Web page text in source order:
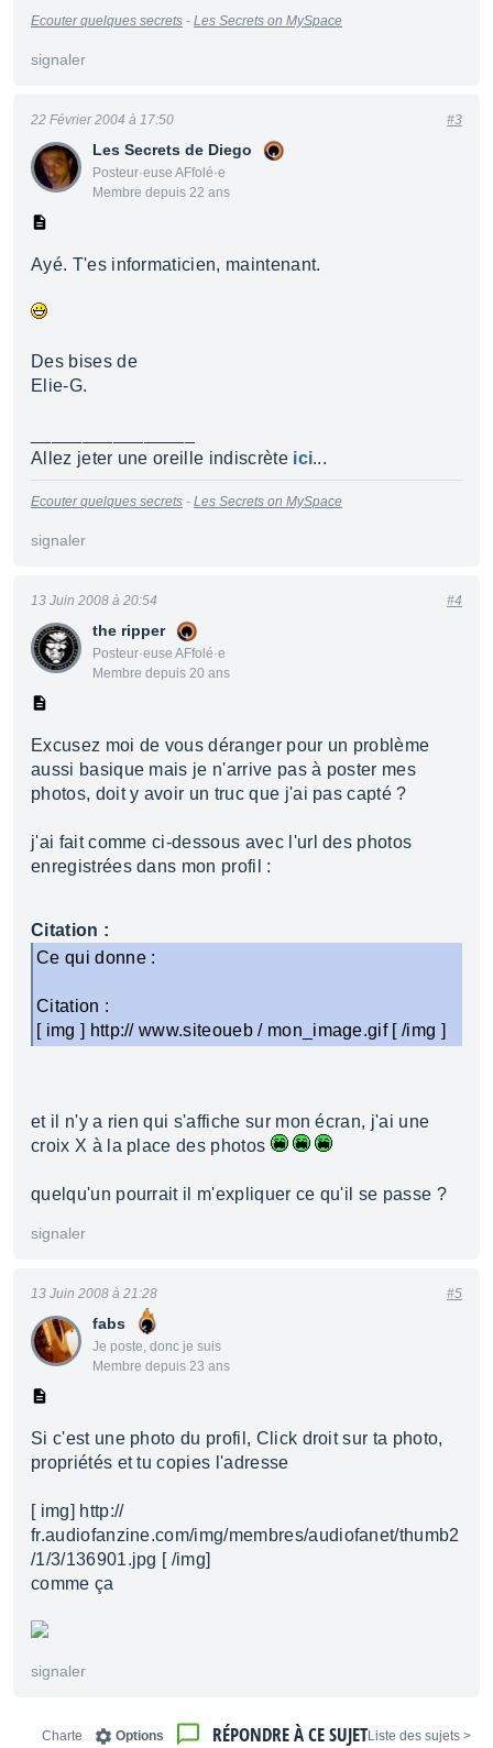
Ecouter quelques secrets - Les Secrets on MySpace
signaler
Les Secrets de Diego
Posteur·euse AFfolé·e
Membre depuis 22 ans
22 Février 2004 à 17:50 #3
Ayé. T'es informaticien, maintenant.
Des bises de
Elie-G.
Allez jeter une oreille indiscrète ici...
Ecouter quelques secrets - Les Secrets on MySpace
signaler
the ripper
Posteur·euse AFfolé·e
Membre depuis 20 ans
13 Juin 2008 à 20:54 #4
Excusez moi de vous déranger pour un problème
aussi basique mais je n'arrive pas à poster mes
photos, doit y avoir un truc que j'ai pas capté ?
j'ai fait comme ci-dessous avec l'url des photos
enregistrées dans mon profil :
Citation :
Ce qui donne :
Citation :
[ img ] http:// www.siteoueb / mon_image.gif [ /img ]
et il n'y a rien qui s'affiche sur mon écran, j'ai une
croix X à la place des photos
quelqu'un pourrait il m'expliquer ce qu'il se passe ?
signaler
fabs
Je poste, donc je suis
Membre depuis 23 ans
13 Juin 2008 à 21:28 #5
Si c'est une photo du profil, Click droit sur ta photo,
propriétés et tu copies l'adresse
[ img] http://
fr.audiofanzine.com/img/membres/audiofanet/thumb2
/1/3/136901.jpg [ /img]
comme ça
signaler
< Liste des sujets
RÉPONDRE À CE SUJET
Options
Charte